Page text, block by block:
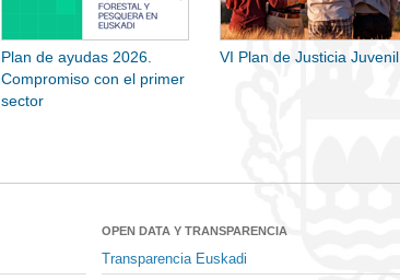
Plan de ayudas 2026.
Compromiso con el primer
sector
VI Plan de Justicia Juvenil
OPEN DATA Y TRANSPARENCIA
Transparencia Euskadi